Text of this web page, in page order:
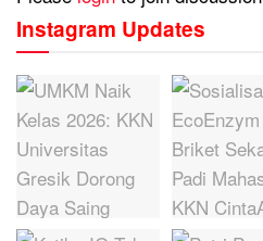
Instagram Updates